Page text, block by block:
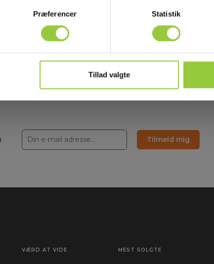
Præferencer Statistik
Tillad valgte
Tilmeld mig
VÆRD AT VIDE MEST SOLGTE